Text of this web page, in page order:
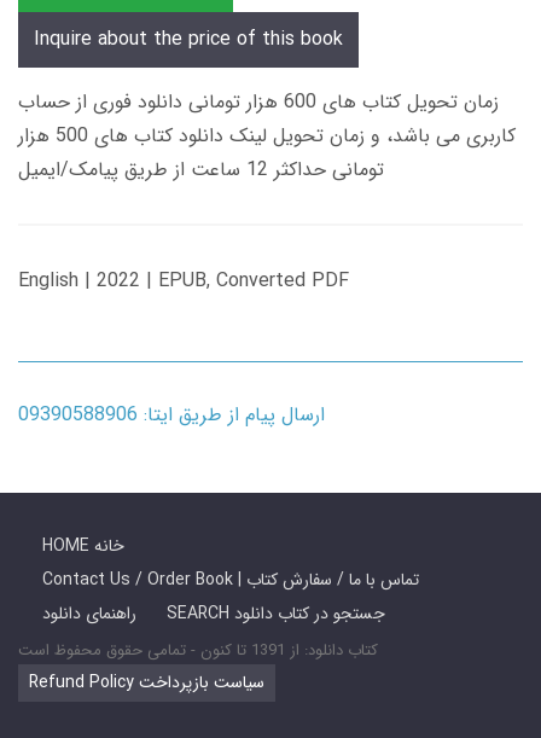
Inquire about the price of this book
زمان تحویل کتاب های 600 هزار تومانی دانلود فوری از حساب
کاربری می باشد، و زمان تحویل لینک دانلود کتاب های 500 هزار
تومانی حداکثر 12 ساعت از طریق پیامک/ایمیل
English | 2022 | EPUB, Converted PDF
ارسال پیام از طریق ایتا: 09390588906
HOME خانه
Contact Us / Order Book | تماس با ما / سفارش کتاب
راهنمای دانلود
SEARCH جستجو در کتاب دانلود
کتاب دانلود: از 1391 تا کنون - تمامی حقوق محفوظ است
Refund Policy سیاست بازپرداخت